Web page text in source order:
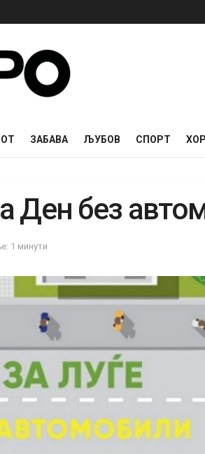
ЗАБАВА ЉУБОВ СПОРТ
Ден без
1 минути